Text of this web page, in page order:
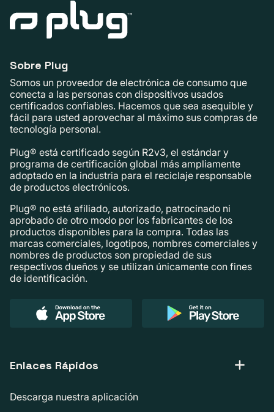
Sobre Plug
Somos un proveedor de electrónica de consumo que
conecta a las personas con dispositivos usados ​​
certificados confiables. Hacemos que sea asequible y
fácil para usted aprovechar al máximo sus compras de
tecnología personal.
Plug® está certificado según R2v3, el estándar y
programa de certificación global más ampliamente
adoptado en la industria para el reciclaje responsable
de productos electrónicos.
Plug® no está afiliado, autorizado, patrocinado ni
aprobado de otro modo por los fabricantes de los
productos disponibles para la compra. Todas las
marcas comerciales, logotipos, nombres comerciales y
nombres de productos son propiedad de sus
respectivos dueños y se utilizan únicamente con fines
de identificación.
Enlaces Rápidos
Descarga nuestra aplicación